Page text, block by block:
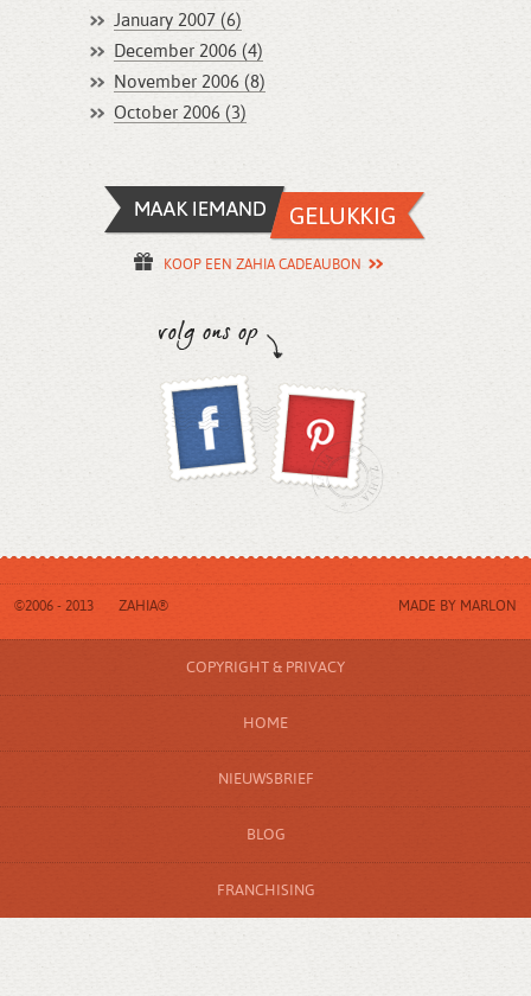
January 2007 (6)
December 2006 (4)
November 2006 (8)
October 2006 (3)
KOOP EEN ZAHIA CADEAUBON
©2006 - 2013 ZAHIA® MADE BY MARLON
COPYRIGHT & PRIVACY
HOME
NIEUWSBRIEF
BLOG
FRANCHISING